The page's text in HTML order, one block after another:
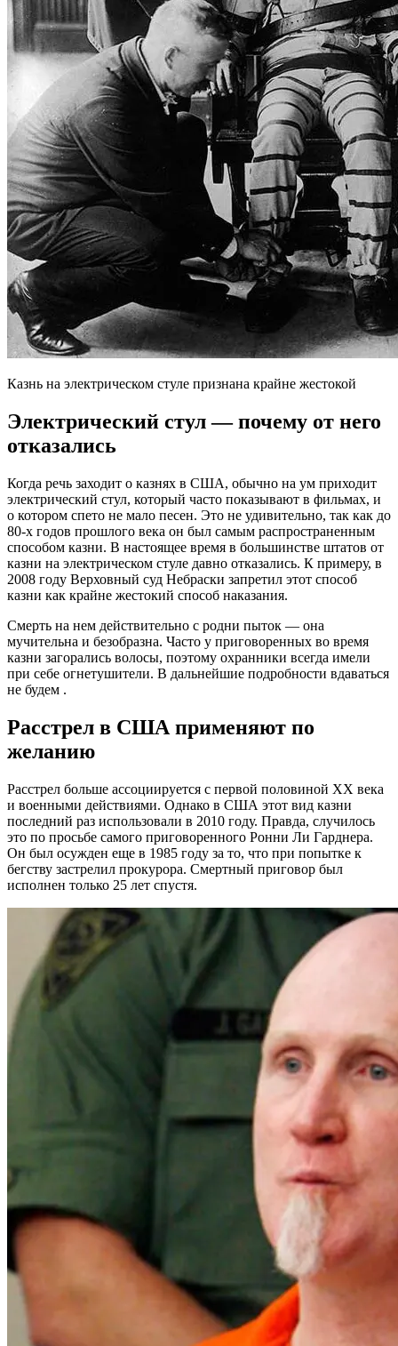
Казнь на электрическом стуле признана крайне жестокой
Электрический стул — почему от него
отказались
Когда речь заходит о казнях в США, обычно на ум приходит
электрический стул, который часто показывают в фильмах, и
о котором спето не мало песен. Это не удивительно, так как до
80-х годов прошлого века он был самым распространенным
способом казни. В настоящее время в большинстве штатов от
казни на электрическом стуле давно отказались. К примеру, в
2008 году Верховный суд Небраски запретил этот способ
казни как крайне жестокий способ наказания.
Смерть на нем действительно с родни пыток — она
мучительна и безобразна. Часто у приговоренных во время
казни загорались волосы, поэтому охранники всегда имели
при себе огнетушители. В дальнейшие подробности вдаваться
не будем .
Расстрел в США применяют по
желанию
Расстрел больше ассоциируется с первой половиной XX века
и военными действиями. Однако в США этот вид казни
последний раз использовали в 2010 году. Правда, случилось
это по просьбе самого приговоренного Ронни Ли Гарднера.
Он был осужден еще в 1985 году за то, что при попытке к
бегству застрелил прокурора. Смертный приговор был
исполнен только 25 лет спустя.